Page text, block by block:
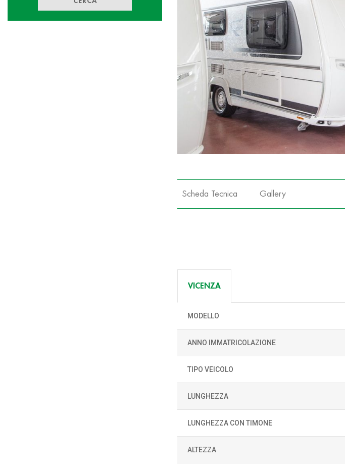
Scheda Tecnica Gallery
VICENZA
MODELLO
ANNO IMMATRICOLAZIONE
TIPO VEICOLO
LUNGHEZZA
LUNGHEZZA CON TIMONE
ALTEZZA